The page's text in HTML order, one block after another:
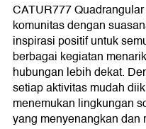
CATUR777
komunitas dengan
inspirasi positif untuk
berbagai kegiatan
hubungan lebih dekat.
setiap aktivitas mudah
menemukan lingkungan
yang menyenangkan dan